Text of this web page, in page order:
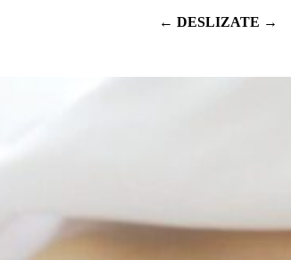
← DESLIZATE →